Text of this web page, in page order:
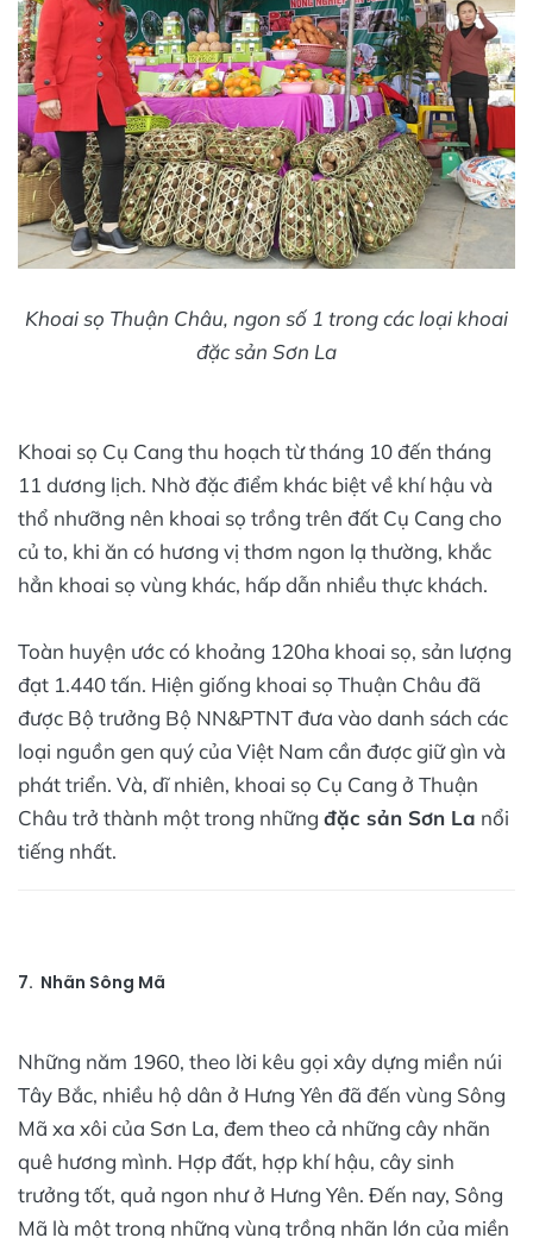
Khoai sọ Thuận Châu, ngon số 1 trong các loại khoai
đặc sản Sơn La
Khoai sọ Cụ Cang thu hoạch từ tháng 10 đến tháng
11 dương lịch. Nhờ đặc điểm khác biệt về khí hậu và
thổ nhưỡng nên khoai sọ trồng trên đất Cụ Cang cho
củ to, khi ăn có hương vị thơm ngon lạ thường, khắc
hẳn khoai sọ vùng khác, hấp dẫn nhiều thực khách.
Toàn huyện ước có khoảng 120ha khoai sọ, sản lượng
đạt 1.440 tấn. Hiện giống khoai sọ Thuận Châu đã
được Bộ trưởng Bộ NN&PTNT đưa vào danh sách các
loại nguồn gen quý của Việt Nam cần được giữ gìn và
phát triển. Và, dĩ nhiên, khoai sọ Cụ Cang ở Thuận
Châu trở thành một trong những đặc sản Sơn La nổi
tiếng nhất.
7. Nhãn Sông Mã
Những năm 1960, theo lời kêu gọi xây dựng miền núi
Tây Bắc, nhiều hộ dân ở Hưng Yên đã đến vùng Sông
Mã xa xôi của Sơn La, đem theo cả những cây nhãn
quê hương mình. Hợp đất, hợp khí hậu, cây sinh
trưởng tốt, quả ngon như ở Hưng Yên. Đến nay, Sông
Mã là một trong những vùng trồng nhãn lớn của miền